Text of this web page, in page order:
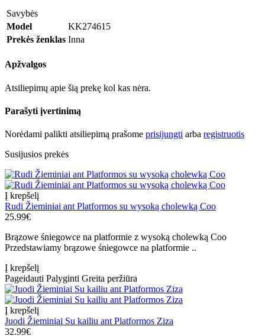
Savybės
Model
KK274615
Prekės ženklas Inna
Apžvalgos
Atsiliepimų apie šią prekę kol kas nėra.
Parašyti įvertinimą
Norėdami palikti atsiliepimą prašome prisijungti arba registruotis
Susijusios prekės
Į krepšelį
Rudi Žieminiai ant Platformos su wysoką cholewką Coo
25.99€
Brązowe śniegowce na platformie z wysoką cholewką Coo
Przedstawiamy brązowe śniegowce na platformie ..
Į krepšelį
Pageidauti Palyginti Greita peržiūra
Į krepšelį
Juodi Žieminiai Su kailiu ant Platformos Ziza
32.99€